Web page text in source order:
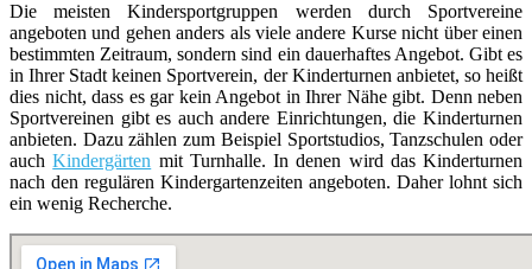
Die meisten Kindersportgruppen werden durch Sportvereine
angeboten und gehen anders als viele andere Kurse nicht über einen
bestimmten Zeitraum, sondern sind ein dauerhaftes Angebot. Gibt es
in Ihrer Stadt keinen Sportverein, der Kinderturnen anbietet, so heißt
dies nicht, dass es gar kein Angebot in Ihrer Nähe gibt. Denn neben
Sportvereinen gibt es auch andere Einrichtungen, die Kinderturnen
anbieten. Dazu zählen zum Beispiel Sportstudios, Tanzschulen oder
auchKindergärten mit Turnhalle. In denen wird das Kinderturnen
nach den regulären Kindergartenzeiten angeboten. Daher lohnt sich
ein wenig Recherche.